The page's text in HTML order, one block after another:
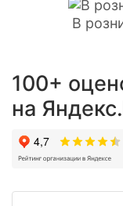
В
100+
на